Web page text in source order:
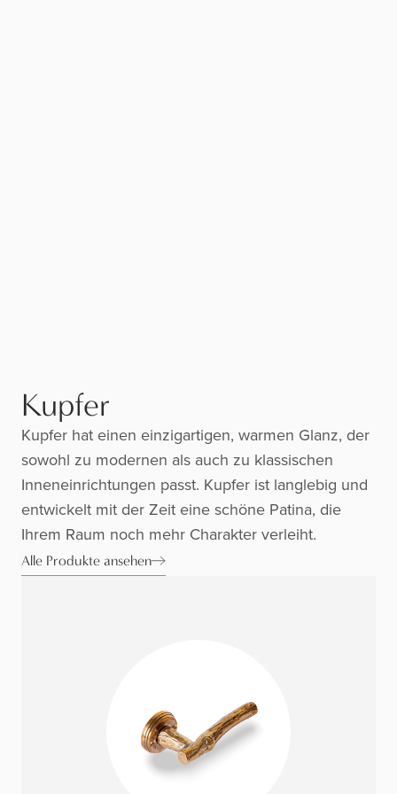
Kupfer
Kupfer hat einen einzigartigen, warmen Glanz, der
sowohl zu modernen als auch zu klassischen
Inneneinrichtungen passt. Kupfer ist langlebig und
entwickelt mit der Zeit eine schöne Patina, die
Ihrem Raum noch mehr Charakter verleiht.
Alle Produkte ansehen